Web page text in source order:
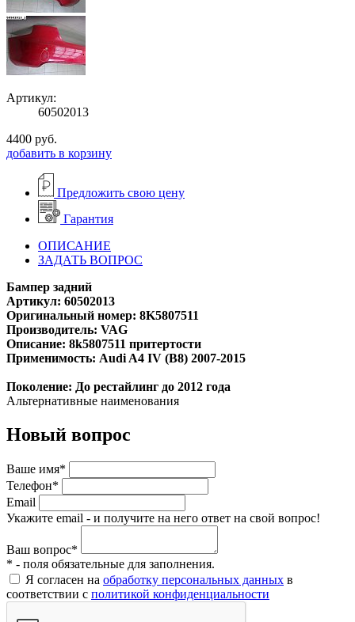
Артикул:
60502013
4400 руб.
добавить в корзину
Предложить свою цену
Гарантия
ОПИСАНИЕ
ЗАДАТЬ ВОПРОС
Бампер задний
Артикул: 60502013
Оригинальный номер: 8K5807511
Производитель: VAG
Описание: 8k5807511 притертости
Применимость: Audi A4 IV (B8) 2007-2015
Поколение: До рестайлинг до 2012 года
Альтернативные наименования
Новый вопрос
Ваше имя*
Телефон*
Email
Укажите email - и получите на него ответ на свой вопрос!
Ваш вопрос*
* - поля обязательные для заполнения.
Я согласен на обработку персональных данных в
соответствии с политикой конфиденциальности